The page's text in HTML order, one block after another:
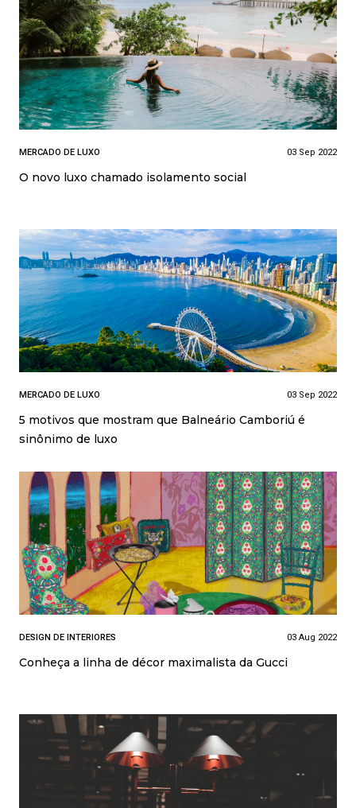
MERCADO DE LUXO 03 Sep 2022
O novo luxo chamado isolamento social
MERCADO DE LUXO 03 Sep 2022
5 motivos que mostram que Balneário Camboriú é
sinônimo de luxo
DESIGN DE INTERIORES 03 Aug 2022
Conheça a linha de décor maximalista da Gucci